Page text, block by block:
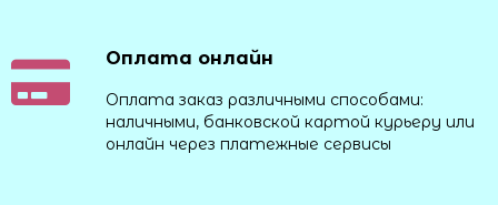
Оплата онлайн
Оплата заказ различными способами:
наличными, банковской картой курьеру или
онлайн через платежные сервисы